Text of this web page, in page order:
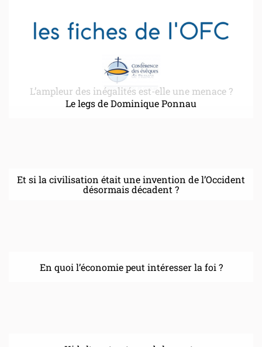
L’ampleur des inégalités est-elle une menace ?
Le legs de Dominique Ponnau
Et si la civilisation était une invention de l’Occident
désormais décadent ?
En quoi l’économie peut intéresser la foi ?